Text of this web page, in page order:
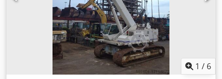
1 / 6